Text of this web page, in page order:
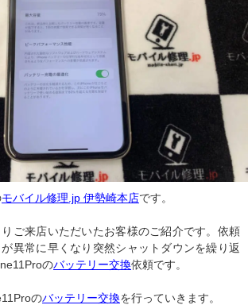
モバイル修理.jp 伊勢崎本店です。
ご来店いただいたお客様のご紹介です。依頼
異常に早くなり突然シャットダウンを繰り返
のバッテリー交換依頼です。
のバッテリー交換を行っていきます。